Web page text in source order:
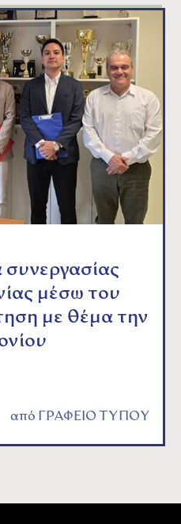
μέσω του
με θέμα την
από ΓΡΑΦΕΙΟ ΤΥΠΟΥ